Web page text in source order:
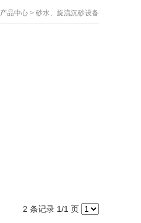
产品中心 > 砂水、旋流沉砂设备
2 条记录 1/1 页